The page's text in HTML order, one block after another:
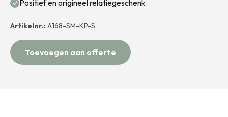
Positief en origineel relatiegeschenk
Artikelnr.:A168-SM-KP-S
Toevoegen aan offerte